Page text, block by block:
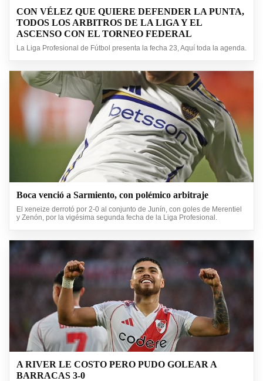
CON VÉLEZ QUE QUIERE DEFENDER LA PUNTA,
TODOS LOS ARBITROS DE LA LIGA Y EL
ASCENSO CON EL TORNEO FEDERAL
La Liga Profesional de Fútbol presenta la fecha 23, Aquí toda la agenda.
Boca venció a Sarmiento, con polémico arbitraje
El xeneize derrotó por 2-0 al conjunto de Junín, con goles de Merentiel
y Zenón, por la vigésima segunda fecha de la Liga Profesional.
A RIVER LE COSTO PERO PUDO GOLEAR A
BARRACAS 3-0